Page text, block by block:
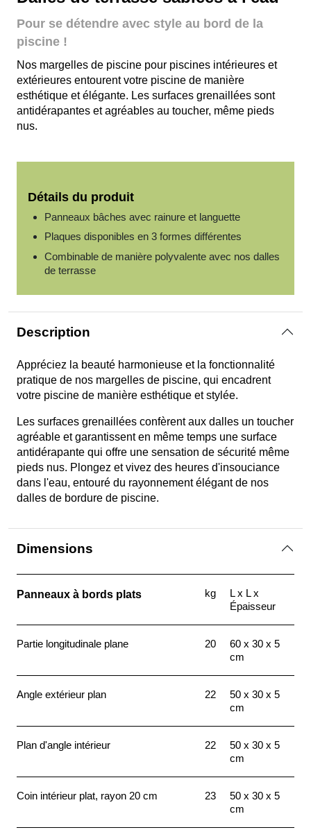
Pour se détendre avec style au bord de la
piscine !
Nos margelles de piscine pour piscines intérieures et
extérieures entourent votre piscine de manière
esthétique et élégante. Les surfaces grenaillées sont
antidérapantes et agréables au toucher, même pieds
nus.
Détails du produit
Panneaux bâches avec rainure et languette
Plaques disponibles en 3 formes différentes
Combinable de manière polyvalente avec nos dalles
de terrasse
Description
Appréciez la beauté harmonieuse et la fonctionnalité
pratique de nos margelles de piscine, qui encadrent
votre piscine de manière esthétique et stylée.
Les surfaces grenaillées confèrent aux dalles un toucher
agréable et garantissent en même temps une surface
antidérapante qui offre une sensation de sécurité même
pieds nus. Plongez et vivez des heures d'insouciance
dans l'eau, entouré du rayonnement élégant de nos
dalles de bordure de piscine.
Dimensions
Panneaux à bords plats kg
L x L x
Épaisseur
Partie longitudinale plane 20
60 x 30 x 5
cm
Angle extérieur plan 22
50 x 30 x 5
cm
Plan d'angle intérieur 22
50 x 30 x 5
cm
Coin intérieur plat, rayon 20 cm 23
50 x 30 x 5
cm